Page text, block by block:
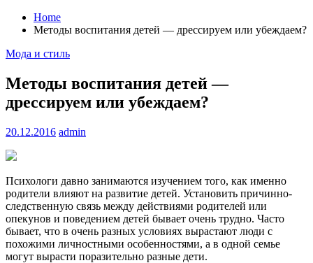
Home
Методы воспитания детей — дрессируем или убеждаем?
Мода и стиль
Методы воспитания детей —
дрессируем или убеждаем?
20.12.2016 admin
Психологи давно занимаются изучением того, как именно
родители влияют на развитие детей. Установить причинно-
следственную связь между действиями родителей или
опекунов и поведением детей бывает очень трудно. Часто
бывает, что в очень разных условиях вырастают люди с
похожими личностными особенностями, а в одной семье
могут вырасти поразительно разные дети.